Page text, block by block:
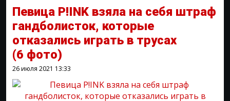
Певица P!INK взяла на себя штраф
гандболисток, которые
отказались играть в трусах
(6 фото)
26 июля 2021 13:33